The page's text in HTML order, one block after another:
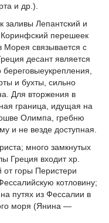
и др.).
заливы Лепантский и
Коринфский перешеек
Морея связывается с
десант является
и бухты, сильно
Для вторжения в
граница, идущая на
Олимпа, гребню
и не везде доступная.
много замкнутых
Греция входит хр.
горы Перистери
котловину;
путях из Фессалии в
моря (Янина —